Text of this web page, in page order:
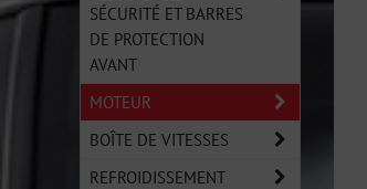
SÉCURITÉ ET BARRES
DE PROTECTION
AVANT
MOTEUR
BOÎTE DE VITESSES
REFROIDISSEMENT